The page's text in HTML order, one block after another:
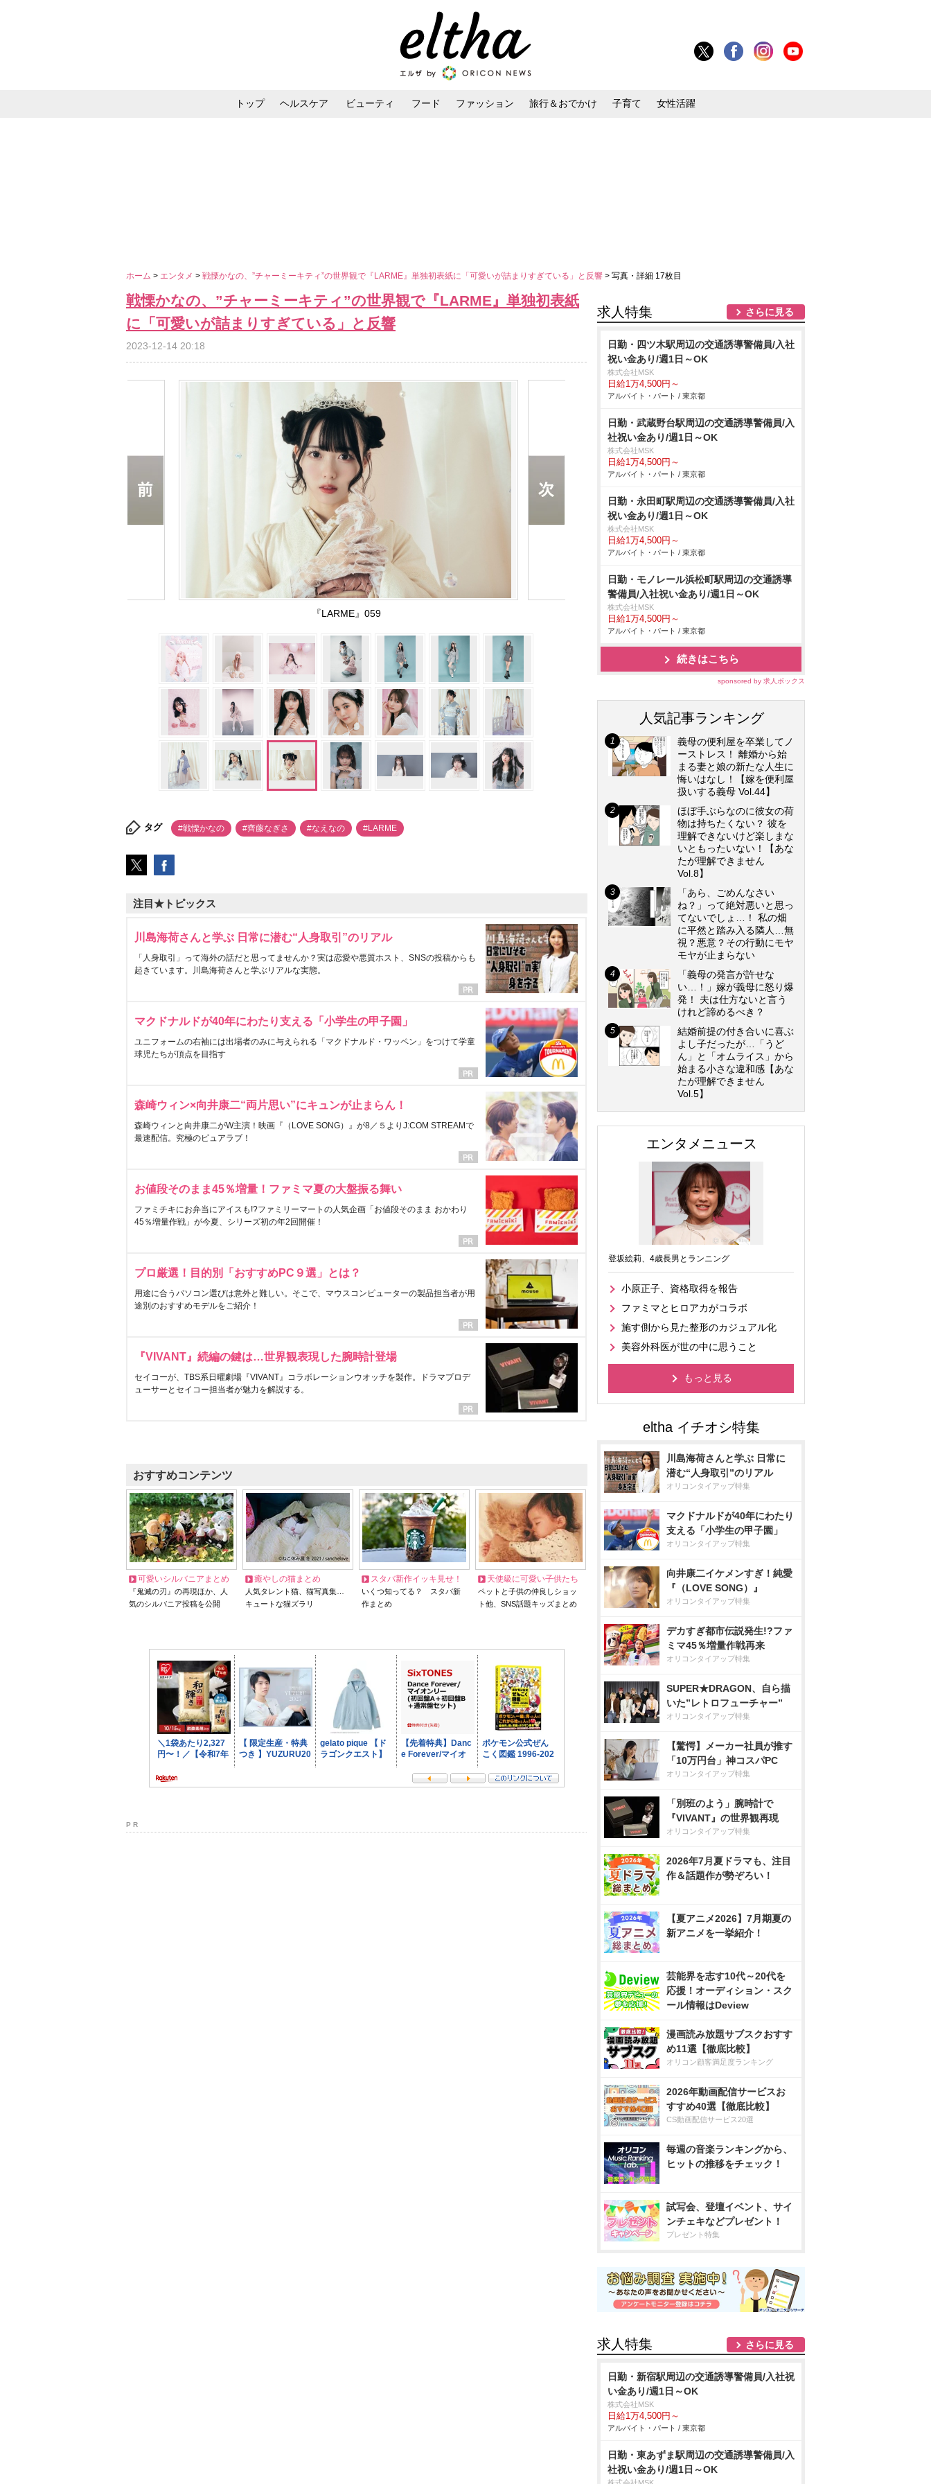
トップ ヘルスケア ビューティ フード ファッション 旅行＆おでかけ 子育て 女性活躍
ホーム > エンタメ > 戦慄かなの、”チャーミーキティ”の世界観で『LARME』単独初表紙に「可愛いが詰まりすぎている」と反響 > 写真・詳細 17枚目
戦慄かなの、”チャーミーキティ”の世界観で『LARME』単独初表紙
に「可愛いが詰まりすぎている」と反響
2023-12-14 20:18
『LARME』059
タグ #戦慄かなの #齊藤なぎさ #なえなの #LARME
注目★トピックス
川島海荷さんと学ぶ 日常に潜む“人身取引”のリアル
「人身取引」って海外の話だと思ってませんか？実は恋愛や悪質ホスト、SNSの投稿からも
起きています。川島海荷さんと学ぶリアルな実態。
マクドナルドが40年にわたり支える「小学生の甲子園」
ユニフォームの右袖には出場者のみに与えられる「マクドナルド・ワッペン」をつけて学童
球児たちが頂点を目指す
森崎ウィン×向井康二“両片思い”にキュンが止まらん！
森崎ウィンと向井康二がW主演！映画『（LOVE SONG）』が8／５よりJ:COM STREAMで
最速配信。究極のピュアラブ！
お値段そのまま45％増量！ファミマ夏の大盤振る舞い
ファミチキにお弁当にアイスも!?ファミリーマートの人気企画「お値段そのまま おかわり
45％増量作戦」が今夏、シリーズ初の年2回開催！
プロ厳選！目的別「おすすめPC９選」とは？
用途に合うパソコン選びは意外と難しい。そこで、マウスコンピューターの製品担当者が用
途別のおすすめモデルをご紹介！
『VIVANT』続編の鍵は…世界観表現した腕時計登場
セイコーが、TBS系日曜劇場『VIVANT』コラボレーションウオッチを製作。ドラマプロデ
ューサーとセイコー担当者が魅力を解説する。
おすすめコンテンツ
可愛いシルバニアまとめ
『鬼滅の刃』の再現ほか、人
気のシルバニア投稿を公開
癒やしの猫まとめ
人気タレント猫、猫写真集…
キュートな猫ズラリ
スタバ新作イッキ見せ！
いくつ知ってる？ スタバ新
作まとめ
天使級に可愛い子供たち
ペットと子供の仲良しショッ
ト他、SNS話題キッズまとめ
P R
求人特集 さらに見る
日勤・四ツ木駅周辺の交通誘導警備員/入社
祝い金あり/週1日～OK
株式会社MSK
日給1万4,500円～
アルバイト・パート / 東京都
日勤・武蔵野台駅周辺の交通誘導警備員/入
社祝い金あり/週1日～OK
株式会社MSK
日給1万4,500円～
アルバイト・パート / 東京都
日勤・永田町駅周辺の交通誘導警備員/入社
祝い金あり/週1日～OK
株式会社MSK
日給1万4,500円～
アルバイト・パート / 東京都
日勤・モノレール浜松町駅周辺の交通誘導
警備員/入社祝い金あり/週1日～OK
株式会社MSK
日給1万4,500円～
アルバイト・パート / 東京都
続きはこちら
sponsored by 求人ボックス
人気記事ランキング
義母の便利屋を卒業してノ
ーストレス！ 離婚から始
まる妻と娘の新たな人生に
悔いはなし！【嫁を便利屋
扱いする義母 Vol.44】
ほぼ手ぶらなのに彼女の荷
物は持ちたくない？ 彼を
理解できないけど楽しまな
いともったいない！【あな
たが理解できません
Vol.8】
「あら、ごめんなさい
ね？」って絶対悪いと思っ
てないでしょ…！ 私の畑
に平然と踏み入る隣人…無
視？悪意？その行動にモヤ
モヤが止まらない
「義母の発言が許せな
い…！」嫁が義母に怒り爆
発！ 夫は仕方ないと言う
けれど諦めるべき？
結婚前提の付き合いに喜ぶ
よし子だったが…「うど
ん」と「オムライス」から
始まる小さな違和感【あな
たが理解できません
Vol.5】
エンタメニュース
登坂絵莉、4歳長男とランニング
小原正子、資格取得を報告
ファミマとヒロアカがコラボ
施す側から見た整形のカジュアル化
美容外科医が世の中に思うこと
もっと見る
川島海荷さんと学ぶ 日常に
潜む“人身取引”のリアル
オリコンタイアップ特集
マクドナルドが40年にわたり
支える「小学生の甲子園」
オリコンタイアップ特集
向井康二イケメンすぎ！純愛
『（LOVE SONG）』
オリコンタイアップ特集
デカすぎ都市伝説発生!?ファ
ミマ45％増量作戦再来
オリコンタイアップ特集
SUPER★DRAGON、自ら描
いた”レトロフューチャー”
オリコンタイアップ特集
【驚愕】メーカー社員が推す
「10万円台」神コスパPC
オリコンタイアップ特集
「別班のよう」腕時計で
『VIVANT』の世界観再現
オリコンタイアップ特集
2026年7月夏ドラマも、注目
作＆話題作が勢ぞろい！
【夏アニメ2026】7月期夏の
新アニメを一挙紹介！
芸能界を志す10代～20代を
応援！オーディション・スク
ール情報はDeview
漫画読み放題サブスクおすす
め11選【徹底比較】
オリコン顧客満足度ランキング
2026年動画配信サービスお
すすめ40選【徹底比較】
CS動画配信サービス20選
毎週の音楽ランキングから、
ヒットの推移をチェック！
試写会、登壇イベント、サイ
ンチェキなどプレゼント！
プレゼント特集
求人特集 さらに見る
日勤・新宿駅周辺の交通誘導警備員/入社祝
い金あり/週1日～OK
株式会社MSK
日給1万4,500円～
アルバイト・パート / 東京都
日勤・東あずま駅周辺の交通誘導警備員/入
社祝い金あり/週1日～OK